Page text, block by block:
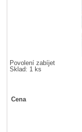
Povolení zabíjet
Sklad: 1 ks
Cena